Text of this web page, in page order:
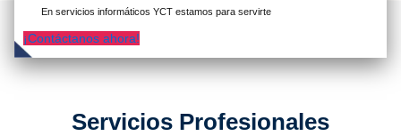
En servicios informáticos YCT estamos para servirte
¡Contáctanos ahora!
Servicios Profesionales